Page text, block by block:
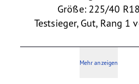
Größe: 225/40 R18
Testsieger, Gut, Rang 1
Mehr anzeigen